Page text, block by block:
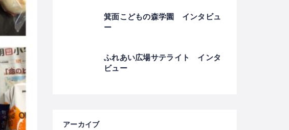
箕面こどもの森学園 インタビュ
ー
ふれあい広場サテライト インタ
ビュー
アーカイブ